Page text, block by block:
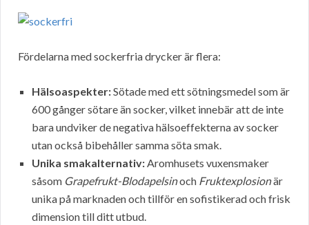
Fördelarna med sockerfria drycker är flera:
Hälsoaspekter:Sötade med ett sötningsmedel som är
600 gånger sötare än socker, vilket innebär att de inte
bara undviker de negativa hälsoeffekterna av socker
utan också bibehåller samma söta smak.
Unika smakalternativ:Aromhusets vuxensmaker
såsom Grapefrukt-Blodapelsinoch Fruktexplosionär
unika på marknaden och tillför en sofistikerad och frisk
dimension till ditt utbud.